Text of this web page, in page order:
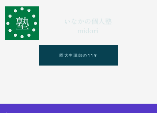
いなかの個人塾
midori
岡大生講師の119